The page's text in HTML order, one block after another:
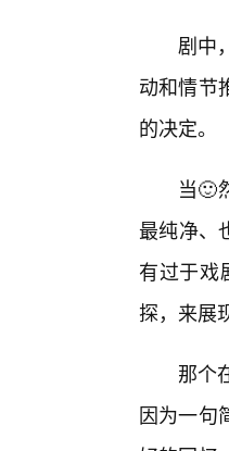
剧中
动和情节
的决定。
当🙂
最纯净、
有过于戏
探，来展
那个
因为一句